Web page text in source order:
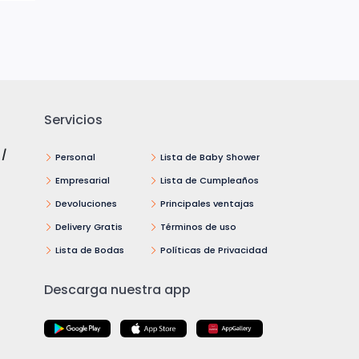
/
Servicios
Personal
Empresarial
Devoluciones
Delivery Gratis
Lista de Bodas
Lista de Baby Shower
Lista de Cumpleaños
Principales ventajas
Términos de uso
Políticas de Privacidad
Descarga nuestra app